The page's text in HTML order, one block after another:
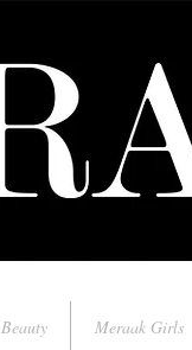
Beauty Meraak Girls